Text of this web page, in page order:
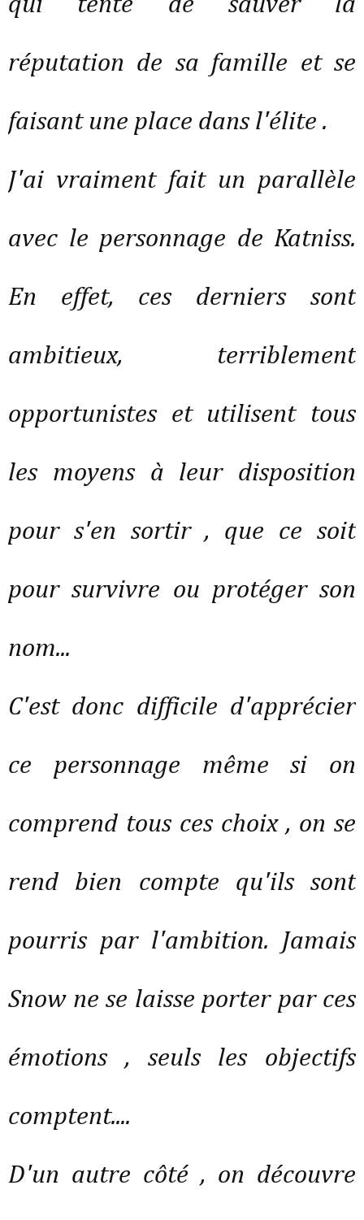
réputation de sa famille et se
faisant une place dans l'élite .
J'ai vraiment fait un parallèle
avec le personnage de Katniss.
En effet, ces derniers sont
ambitieux, terriblement
opportunistes et utilisent tous
les moyens à leur disposition
pour s'en sortir , que ce soit
pour survivre ou protéger son
nom...
C'est donc difficile d'apprécier
ce personnage même si on
comprend tous ces choix , on se
rend bien compte qu'ils sont
pourris par l'ambition. Jamais
Snow ne se laisse porter par ces
émotions , seuls les objectifs
comptent....
D'un autre côté , on découvre